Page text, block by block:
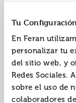
Tu
En Feran
personalizar tu
del sitio web, y
Redes Sociales.
sobre el uso de
colaboradores
La línea del
libro de
ISBN: